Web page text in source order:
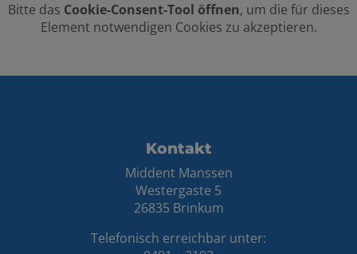
Bitte das Cookie-Consent-Tool öffnen, um die für dieses
Element notwendigen Cookies zu akzeptieren.
Kontakt
Middent Manssen
Westergaste 5
26835 Brinkum
Telefonisch erreichbar unter: